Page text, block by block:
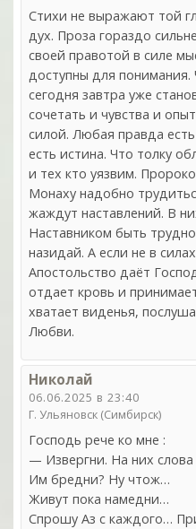
Стихи не выражают той
дух. Проза гораздо
своей правотой в силе
доступны для
сегодня завтра уже
сочетать и чувства и
силой. Любая правда
есть истина. Что толку
и тех кто уязвим.
Монаху надобно
жаждут наставлений. В
Наставником быть
назидай. А если не в
Апостольство даёт
отдает кровь и
хватает виденья,
Любви.
Николай
06.06.2025 в 23:40
Г. Ульяновск (Симбирск)
Господь рече ко мне :
— Извергни. На них
Им бредни? Ну чтож…
Живут пока намедни…
Спрошу Аз с каждого…